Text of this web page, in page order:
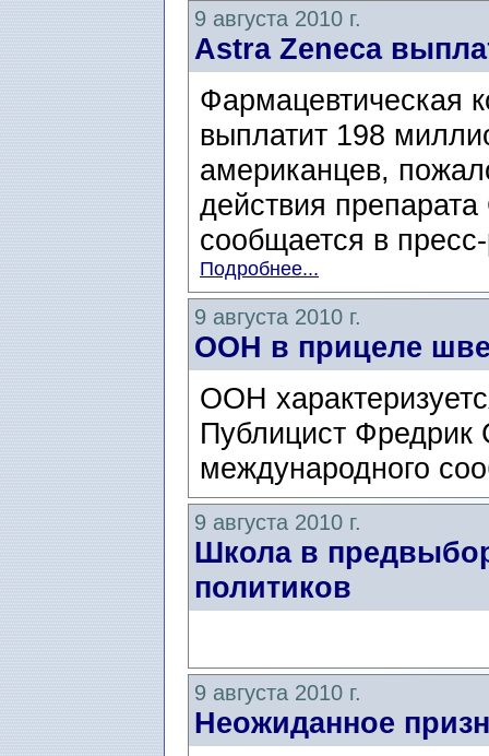
9 августа 2010 г.
Astra Zeneca
Фармацевтическая
выплатит 198
американцев,
действия
сообщается в
Подробнее...
9 августа 2010 г.
ООН в прицеле
ООН
Публицист
международного
9 августа 2010 г.
Школа в
политиков
9 августа 2010 г.
Неожиданное